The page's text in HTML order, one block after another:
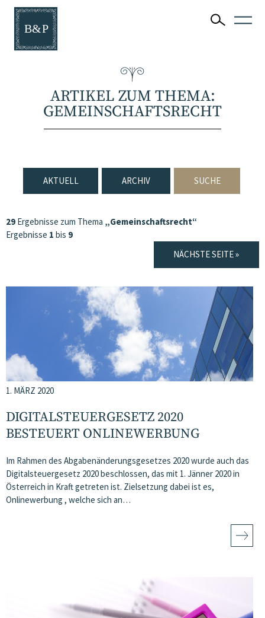
ARTIKEL ZUM THEMA:
GEMEINSCHAFTSRECHT
AKTUELL ARCHIV SUCHE
29 Ergebnisse zum Thema „Gemeinschaftsrecht“
Ergebnisse 1 bis 9
NÄCHSTE SEITE »
1. MÄRZ 2020
DIGITALSTEUERGESETZ 2020
BESTEUERT ONLINEWERBUNG
Im Rahmen des Abgabenänderungsgesetzes 2020 wurde auch das
Digitalsteuergesetz 2020 beschlossen, das mit 1. Jänner 2020 in
Österreich in Kraft getreten ist. Zielsetzung dabei ist es,
Onlinewerbung , welche sich an…